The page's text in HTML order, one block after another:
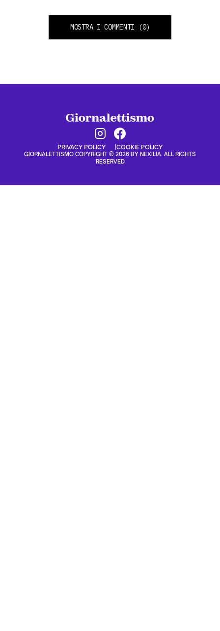
MOSTRA I COMMENTI (0)
PRIVACY POLICY COOKIE POLICY
GIORNALETTISMO COPYRIGHT © 2026 BY NEXILIA. ALL RIGHTS
RESERVED